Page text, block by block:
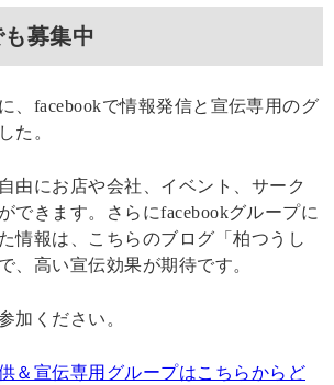
募集中
、facebookで情報発信と宣伝専用のグ
た。
由にお店や会社、イベント、サーク
できます。さらにfacebookグループに
情報は、こちらのブログ「柏つうし
、高い宣伝効果が期待です。
加ください。
＆宣伝専用グループはこちらからど